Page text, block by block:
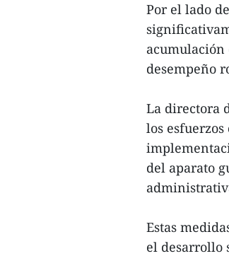
Por el lado
desempeño
La directora
los
del aparato
Estas
el desarrollo